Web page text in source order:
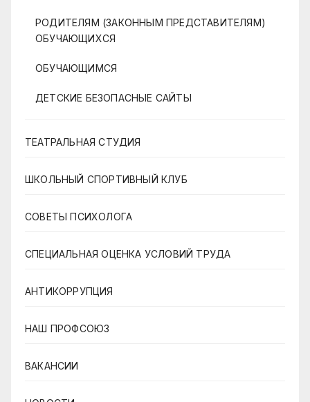
РОДИТЕЛЯМ (ЗАКОННЫМ ПРЕДСТАВИТЕЛЯМ)
ОБУЧАЮЩИХСЯ
ОБУЧАЮЩИМСЯ
ДЕТСКИЕ БЕЗОПАСНЫЕ САЙТЫ
ТЕАТРАЛЬНАЯ СТУДИЯ
ШКОЛЬНЫЙ СПОРТИВНЫЙ КЛУБ
СОВЕТЫ ПСИХОЛОГА
СПЕЦИАЛЬНАЯ ОЦЕНКА УСЛОВИЙ ТРУДА
АНТИКОРРУПЦИЯ
НАШ ПРОФСОЮЗ
ВАКАНСИИ